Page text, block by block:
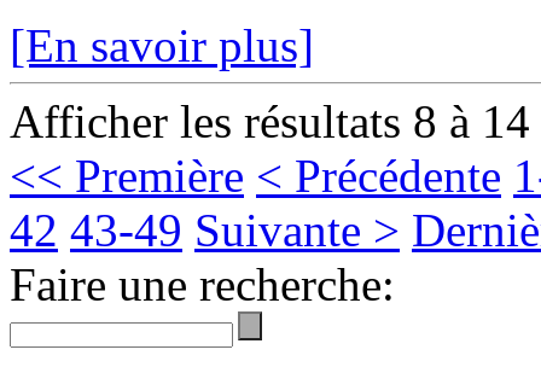
[En savoir plus]
Afficher les résultats 8 à
<< Première < Précédente
42 43-49 Suivante >
Faire une recherche: